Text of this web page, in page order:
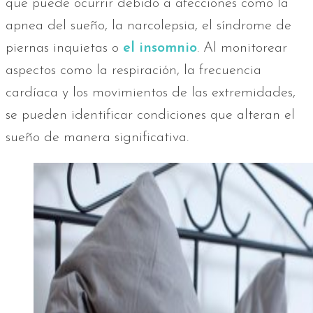
que puede ocurrir debido a afecciones como la
apnea del sueño, la narcolepsia, el síndrome de
piernas inquietas o el insomnio. Al monitorear
aspectos como la respiración, la frecuencia
cardíaca y los movimientos de las extremidades,
se pueden identificar condiciones que alteran el
sueño de manera significativa.